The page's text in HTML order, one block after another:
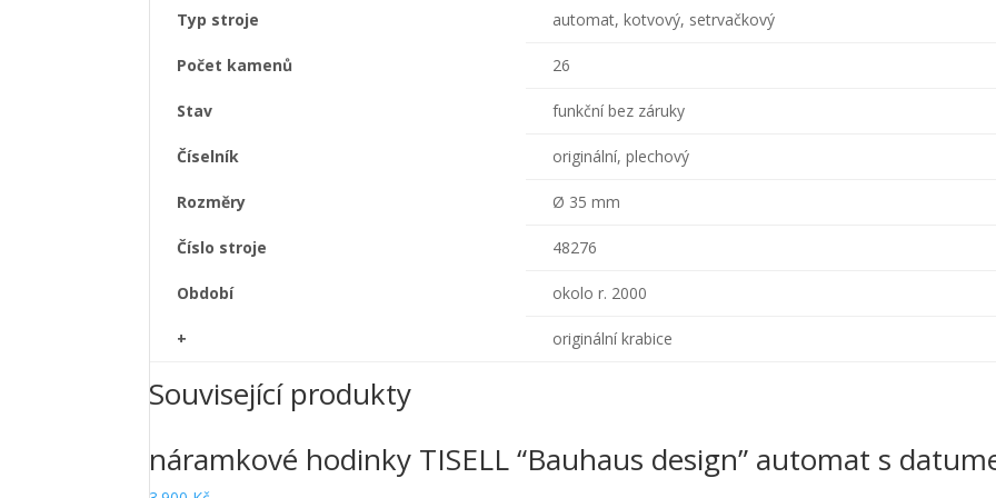
Typ stroje automat, kotvový, setrvačkový
Počet kamenů 26
Stav funkční bez záruky
Číselník originální, plechový
Rozměry Ø 35 mm
Číslo stroje 48276
Období okolo r. 2000
+ originální krabice
Související produkty
náramkové hodinky TISELL “Bauhaus design” automat s